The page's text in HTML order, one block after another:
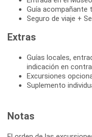
Guía acompañante
Seguro de viaje +
Extras
Guías locales,
indicación en contra
Excursiones
Suplemento
Notas